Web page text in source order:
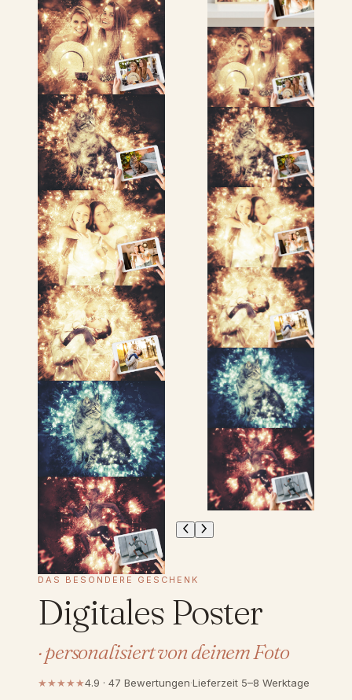
DAS BESONDERE GESCHENK
Digitales Poster
· personalisiert von deinem Foto
★★★★★4.9 · 47 Bewertungen·Lieferzeit 5–8 Werktage